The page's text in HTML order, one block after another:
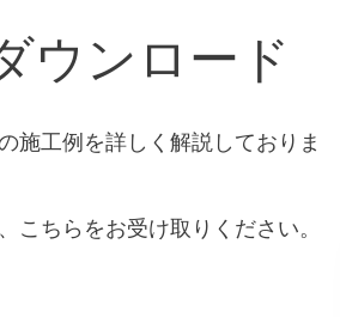
ウンロード
施工例を詳しく解説しておりま
こちらをお受け取りください。